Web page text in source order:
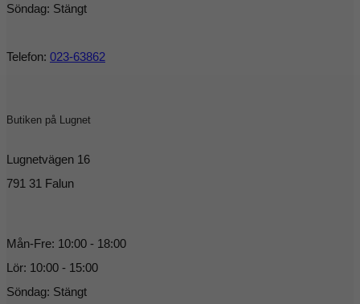
Söndag: Stängt
Telefon: 023-63862
Butiken på Lugnet
Lugnetvägen 16
791 31 Falun
Mån-Fre: 10:00 - 18:00
Lör: 10:00 - 15:00
Söndag: Stängt